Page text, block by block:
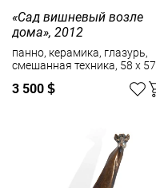
«Сад вишневый возле
дома», 2012
панно, керамика, глазурь,
смешанная техника, 58 x 57
3 500 $